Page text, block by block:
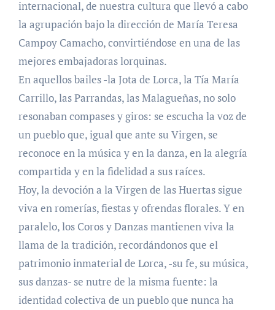
internacional, de nuestra cultura que llevó a cabo
la agrupación bajo la dirección de María Teresa
Campoy Camacho, convirtiéndose en una de las
mejores embajadoras lorquinas.
En aquellos bailes -la Jota de Lorca, la Tía María
Carrillo, las Parrandas, las Malagueñas, no solo
resonaban compases y giros: se escucha la voz de
un pueblo que, igual que ante su Virgen, se
reconoce en la música y en la danza, en la alegría
compartida y en la fidelidad a sus raíces.
Hoy, la devoción a la Virgen de las Huertas sigue
viva en romerías, fiestas y ofrendas florales. Y en
paralelo, los Coros y Danzas mantienen viva la
llama de la tradición, recordándonos que el
patrimonio inmaterial de Lorca, -su fe, su música,
sus danzas- se nutre de la misma fuente: la
identidad colectiva de un pueblo que nunca ha